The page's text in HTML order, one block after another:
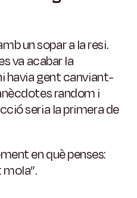
un sopar a la resi.
va acabar la
havia gent canviant-
random i
seria la primera de
en què penses: